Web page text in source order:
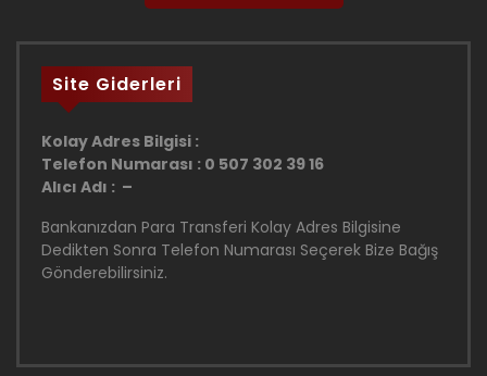
Site Giderleri
Kolay Adres Bilgisi :
Telefon Numarası : 0 507 302 39 16
Alıcı Adı : –
Bankanızdan Para Transferi Kolay Adres Bilgisine
Dedikten Sonra Telefon Numarası Seçerek Bize Bağış
Gönderebilirsiniz.